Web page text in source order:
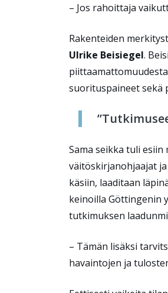
– Jos rahoittaja
Rakenteiden
Ulrike Beisiegel.
suorituspaineet sekä
Sama seikka tuli
väitöskirjanohjaajat
käsiin, laaditaan
keinoilla Göttingenin
tutkimuksen
– Tämän lisäksi
havaintojen ja